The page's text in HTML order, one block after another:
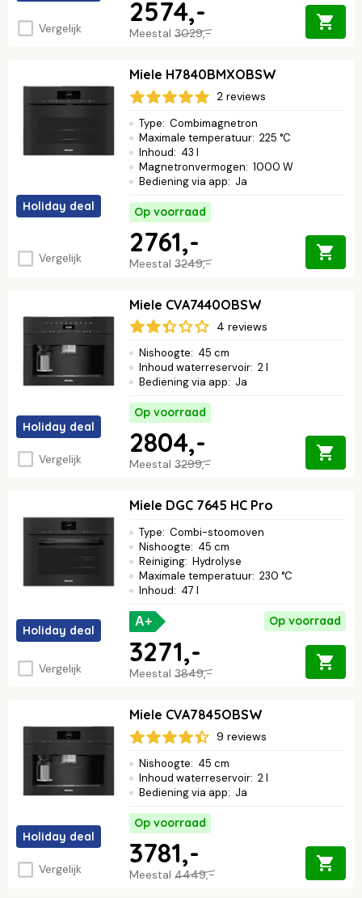
Vergelijk Meestal 3029,-
2574,-
Holiday deal
Vergelijk
Miele H7840BMXOBSW
2 reviews
Type: Combimagnetron
Maximale temperatuur: 225 °C
Inhoud: 43 l
Magnetronvermogen: 1000 W
Bediening via app: Ja
Op voorraad
Meestal 3249,-
2761,-
Holiday deal
Vergelijk
Miele CVA7440OBSW
4 reviews
Nishoogte: 45 cm
Inhoud waterreservoir: 2 l
Bediening via app: Ja
Op voorraad
Meestal 3299,-
2804,-
Holiday deal
Vergelijk
Miele DGC 7645 HC Pro
Type: Combi-stoomoven
Nishoogte: 45 cm
Reiniging: Hydrolyse
Maximale temperatuur: 230 °C
Inhoud: 47 l
A+ Op voorraad
Meestal 3849,-
3271,-
Holiday deal
Vergelijk
Miele CVA7845OBSW
9 reviews
Nishoogte: 45 cm
Inhoud waterreservoir: 2 l
Bediening via app: Ja
Op voorraad
Meestal 4449,-
3781,-